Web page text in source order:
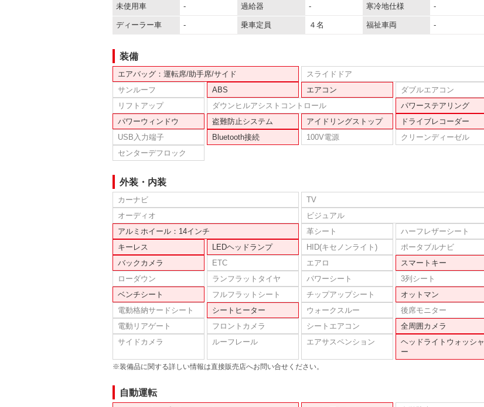
未使用車 - 過給器 - 寒冷地仕様 -
ディーラー車 - 乗車定員 ４名 福祉車両 -
装備
エアバッグ：運転席/助手席/サイド
スライドドア
サンルーフ
ABS エアコン
ダブルエアコン
リフトアップ
ダウンヒルアシストコントロール
パワーステアリング
パワーウィンドウ
盗難防止システム アイドリングストップ
ドライブレコーダー
USB入力端子
Bluetooth接続 100V電源
クリーンディーゼル
センターデフロック
外装・内装
カーナビ
TV
オーディオ
ビジュアル
アルミホイール：14インチ
革シート
ハーフレザーシート
キーレス
LEDヘッドランプ HID(キセノンライト)
ポータブルナビ
バックカメラ
ETC エアロ
スマートキー
ローダウン
ランフラットタイヤ パワーシート
3列シート
ベンチシート
フルフラットシート チップアップシート
オットマン
電動格納サードシート
シートヒーター ウォークスルー
後席モニター
電動リアゲート
フロントカメラ シートエアコン
全周囲カメラ
サイドカメラ
ルーフレール エアサスペンション
ヘッドライトウォッシャ
ー
※装備品に関する詳しい情報は直接販売店へお問い合せください。
自動運転